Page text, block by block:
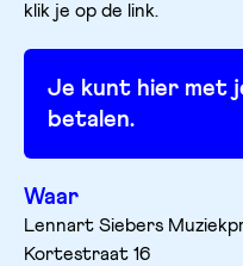
klik je op de link.
Je kunt hier met je Gelrepas-tegoed
betalen.
Waar
Lennart Siebers
Kortestraat 16